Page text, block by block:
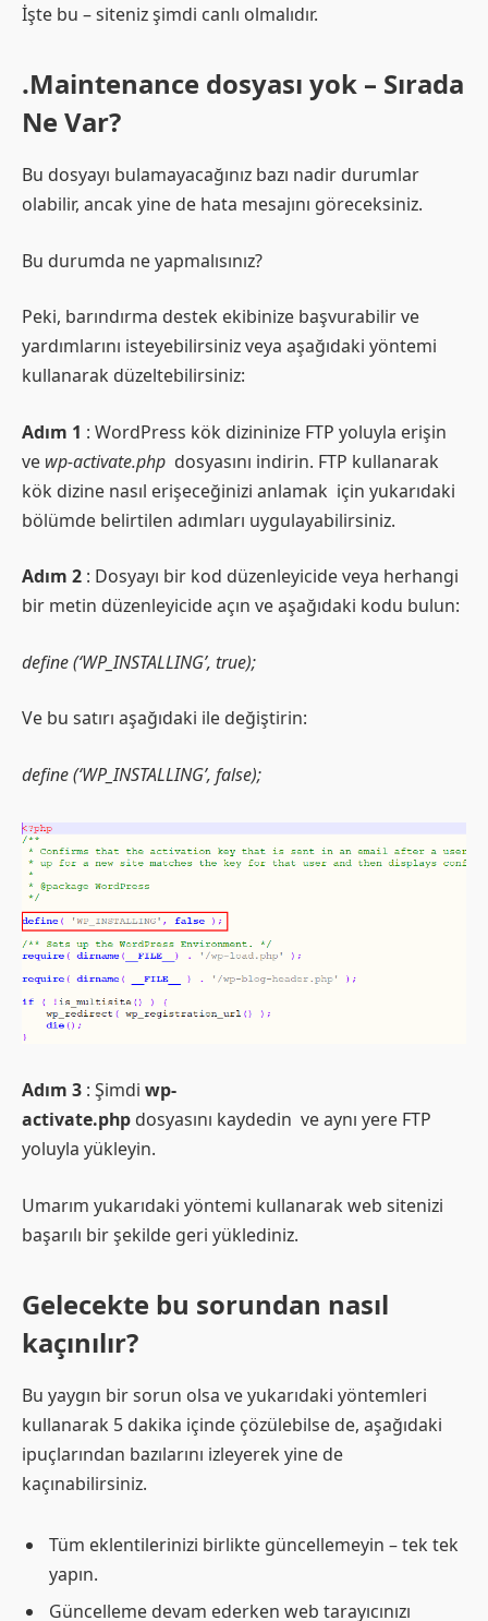
İşte bu – siteniz şimdi canlı olmalıdır.
.Maintenance dosyası yok – Sırada
Ne Var?
Bu dosyayı bulamayacağınız bazı nadir durumlar
olabilir, ancak yine de hata mesajını göreceksiniz.
Bu durumda ne yapmalısınız?
Peki, barındırma destek ekibinize başvurabilir ve
yardımlarını isteyebilirsiniz veya aşağıdaki yöntemi
kullanarak düzeltebilirsiniz:
Adım 1 : WordPress kök dizininize FTP yoluyla erişin
ve wp-activate.php dosyasını indirin. FTP kullanarak
kök dizine nasıl erişeceğinizi anlamak için yukarıdaki
bölümde belirtilen adımları uygulayabilirsiniz.
Adım 2 : Dosyayı bir kod düzenleyicide veya herhangi
bir metin düzenleyicide açın ve aşağıdaki kodu bulun:
define (‘WP_INSTALLING’, true);
Ve bu satırı aşağıdaki ile değiştirin:
define (‘WP_INSTALLING’, false);
Adım 3 : Şimdi wp-
activate.php dosyasını kaydedin ve aynı yere FTP
yoluyla yükleyin.
Umarım yukarıdaki yöntemi kullanarak web sitenizi
başarılı bir şekilde geri yüklediniz.
Gelecekte bu sorundan nasıl
kaçınılır?
Bu yaygın bir sorun olsa ve yukarıdaki yöntemleri
kullanarak 5 dakika içinde çözülebilse de, aşağıdaki
ipuçlarından bazılarını izleyerek yine de
kaçınabilirsiniz.
Tüm eklentilerinizi birlikte güncellemeyin – tek tek
yapın.
Güncelleme devam ederken web tarayıcınızı